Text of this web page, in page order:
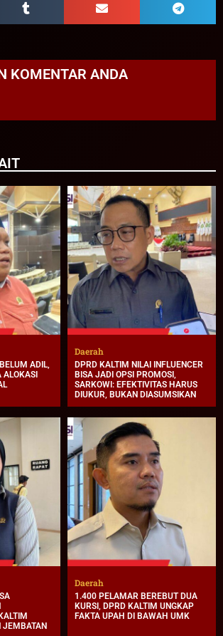
KOMENTAR ANDA
ADIL,
Daerah
DPRD KALTIM NILAI INFLUENCER
BISA JADI OPSI PROMOSI,
SARKOWI: EFEKTIVITAS HARUS
DIUKUR, BUKAN DIASUMSIKAN
JEMBATAN
Daerah
1.400 PELAMAR BEREBUT DUA
KURSI, DPRD KALTIM UNGKAP
FAKTA UPAH DI BAWAH UMK